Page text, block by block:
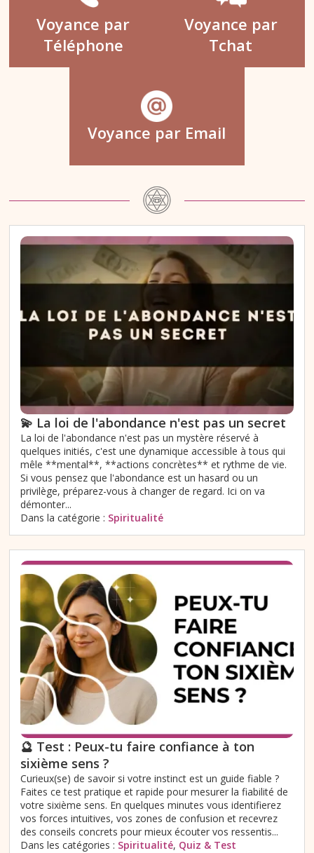
Voyance par
Téléphone
Voyance par
Tchat
Voyance par Email
💫 La loi de l'abondance n'est pas un secret
La loi de l'abondance n'est pas un mystère réservé à
quelques initiés, c'est une dynamique accessible à tous qui
mêle **mental**, **actions concrètes** et rythme de vie.
Si vous pensez que l'abondance est un hasard ou un
privilège, préparez-vous à changer de regard. Ici on va
démonter...
Dans la catégorie : Spiritualité
🔮 Test : Peux-tu faire confiance à ton
sixième sens ?
Curieux(se) de savoir si votre instinct est un guide fiable ?
Faites ce test pratique et rapide pour mesurer la fiabilité de
votre sixième sens. En quelques minutes vous identifierez
vos forces intuitives, vos zones de confusion et recevrez
des conseils concrets pour mieux écouter vos ressentis...
Dans les catégories : Spiritualité, Quiz & Test